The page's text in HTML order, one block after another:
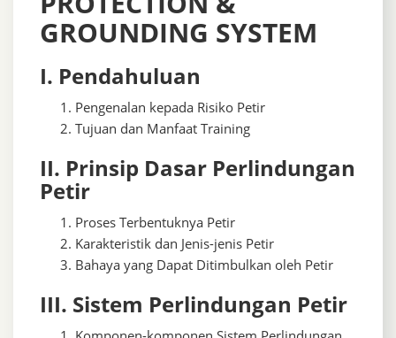
GROUNDING SYSTEM
I. Pendahuluan
Pengenalan kepada Risiko Petir
Tujuan dan Manfaat Training
II. Prinsip Dasar Perlindungan
Petir
Proses Terbentuknya Petir
Karakteristik dan Jenis-jenis Petir
Bahaya yang Dapat Ditimbulkan oleh Petir
III. Sistem Perlindungan Petir